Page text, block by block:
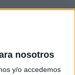
nosotros
y/o accedemos